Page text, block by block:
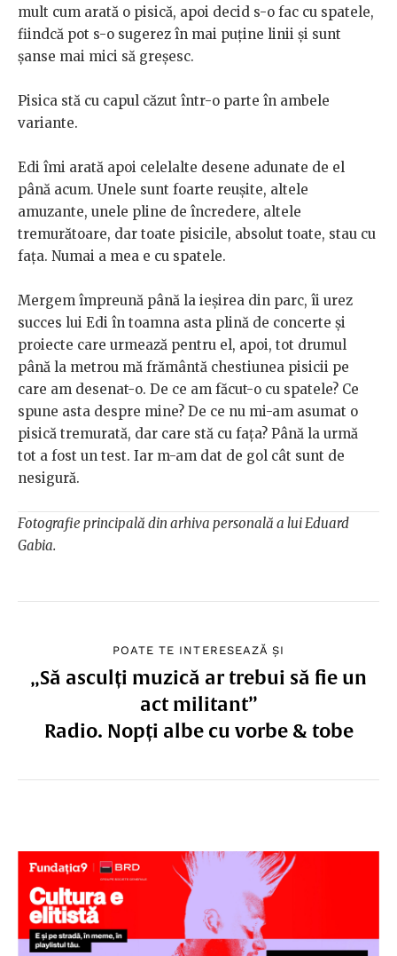
mult cum arată o pisică, apoi decid s-o fac cu spatele,
fiindcă pot s-o sugerez în mai puține linii și sunt
șanse mai mici să greșesc.
Pisica stă cu capul căzut într-o parte în ambele
variante.
Edi îmi arată apoi celelalte desene adunate de el
până acum. Unele sunt foarte reușite, altele
amuzante, unele pline de încredere, altele
tremurătoare, dar toate pisicile, absolut toate, stau cu
fața. Numai a mea e cu spatele.
Mergem împreună până la ieșirea din parc, îi urez
succes lui Edi în toamna asta plină de concerte și
proiecte care urmează pentru el, apoi, tot drumul
până la metrou mă frământă chestiunea pisicii pe
care am desenat-o. De ce am făcut-o cu spatele? Ce
spune asta despre mine? De ce nu mi-am asumat o
pisică tremurată, dar care stă cu fața? Până la urmă
tot a fost un test. Iar m-am dat de gol cât sunt de
nesigură.
Fotografie principală din arhiva personală a lui Eduard
Gabia.
POATE TE INTERESEAZĂ ȘI
„Să asculți muzică ar trebui să fie un
act militant”
Radio. Nopți albe cu vorbe & tobe